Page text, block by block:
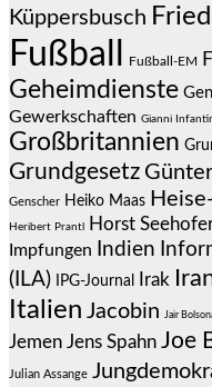
Küppersbusch
Fußball Fußball-EM
Geheimdienste
Gewerkschaften Gianni
Großbritannien
Grundgesetz
Genscher Heiko Maas
Heribert Prantl Horst
Impfungen Indien
(ILA)
IPG-Journal Irak
Italien Jacobin Jair
Jemen Jens Spahn Joe
Julian Assange